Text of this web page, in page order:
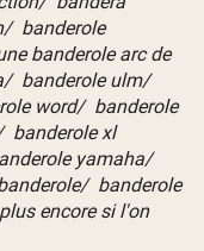
banderole
banderole arc de
banderole ulm/
word/ banderole
banderole xl
yamaha/
banderole
encore si l'on